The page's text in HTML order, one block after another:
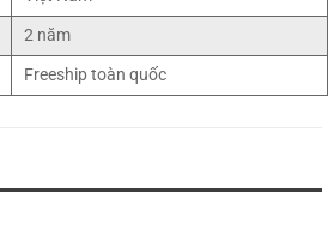
2 năm
Freeship toàn quốc